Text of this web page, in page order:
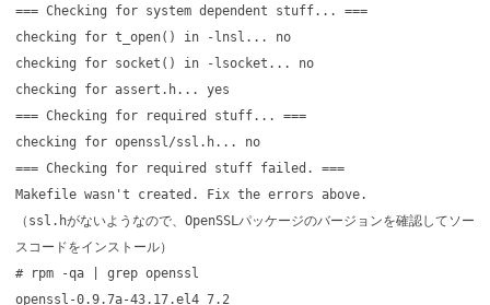
=== Checking for system dependent stuff... ===
checking for t_open() in -lnsl... no
checking for socket() in -lsocket... no
checking for assert.h... yes
=== Checking for required stuff... ===
checking for openssl/ssl.h... no
=== Checking for required stuff failed. ===
Makefile wasn't created. Fix the errors above.
（ssl.hがないようなので、OpenSSLパッケージのバージョンを確認してソー
スコードをインストール）
# rpm -qa | grep openssl
openssl-0.9.7a-43.17.el4_7.2